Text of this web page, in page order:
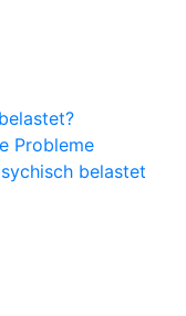
Probleme
belastet